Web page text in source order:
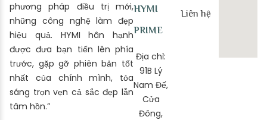
phương pháp điều trị mới,
những công nghệ làm đẹp
hiệu quả. HYMI hân hạnh
được đưa bạn tiến lên phía
trước, gặp gỡ phiên bản tốt
nhất của chính mình, tỏa
sáng trọn vẹn cả sắc đẹp lẫn
tâm hồn.”
HYMI
PRIME
Địa chỉ:
91B Lý
Nam Đế,
Cửa
Đông,
Liên hệ